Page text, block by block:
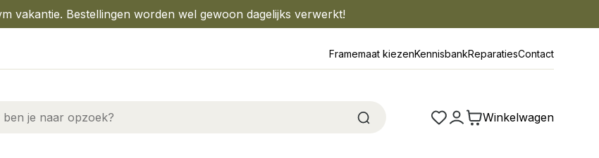
vakantie. Bestellingen worden wel gewoon dagelijks verwerkt!
Framemaat kiezenKennisbankReparatiesContact
Winkelwagen